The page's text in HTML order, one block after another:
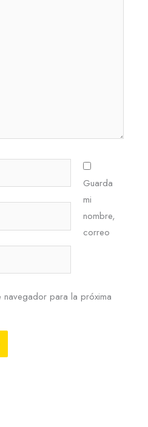
Guarda
mi
nombre,
correo
para la próxima